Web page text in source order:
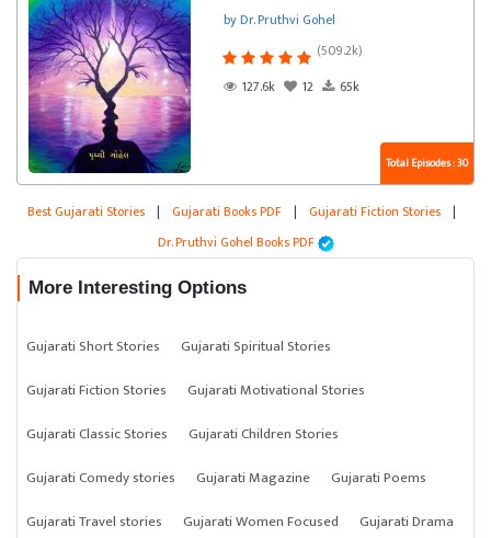
by Dr. Pruthvi Gohel
(509.2k)
127.6k
12 65k
Total Episodes : 30
Best Gujarati Stories | Gujarati Books PDF | Gujarati Fiction Stories |
Dr. Pruthvi Gohel Books PDF
More Interesting Options
Gujarati Short Stories
Gujarati Spiritual Stories
Gujarati Fiction Stories
Gujarati Motivational Stories
Gujarati Classic Stories
Gujarati Children Stories
Gujarati Comedy stories
Gujarati Magazine
Gujarati Poems
Gujarati Travel stories
Gujarati Women Focused Gujarati Drama